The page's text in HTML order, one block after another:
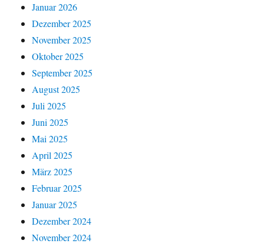
Januar 2026
Dezember 2025
November 2025
Oktober 2025
September 2025
August 2025
Juli 2025
Juni 2025
Mai 2025
April 2025
März 2025
Februar 2025
Januar 2025
Dezember 2024
November 2024